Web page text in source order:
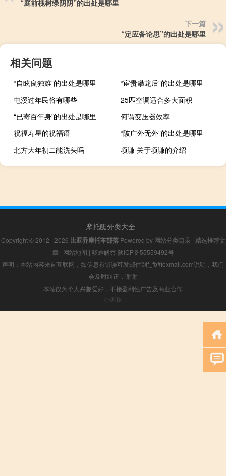
“庭前槐树绿阴阴”的出处是哪里
下一篇
“定应备论思”的出处是哪里
相关问题
“自眩良独难”的出处是哪里
“宦贵攀龙后”的出处是哪里
屯溪过年民俗有哪些
25匹空调适合多大面积
“已寄百年身”的出处是哪里
何谓变压器效率
祝福寿星的祝福语
“陂广外无外”的出处是哪里
北方大年初二能洗头吗
项谦 关于项谦的介绍
摩托艇分类大全
Copyright © 2012 - 2026 比亚乔摩托车部落Powered by 网站分类目录 | 精选推荐文
章 | 网站地图 | 疑难解答 陕ICP备55559492号
声明：本站内容来自互联网，如信息有错误可发邮件到f_fb#foxmail.com说明，我们
会及时纠正，谢谢
本站仅为个人兴趣爱好，不接盈利性广告及商业合作
小男孩